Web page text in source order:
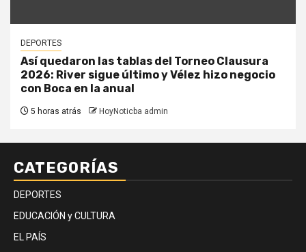
DEPORTES
Así quedaron las tablas del Torneo Clausura
2026: River sigue último y Vélez hizo negocio
con Boca en la anual
5 horas atrás HoyNoticba admin
CATEGORÍAS
DEPORTES
EDUCACIÓN y CULTURA
EL PAÍS